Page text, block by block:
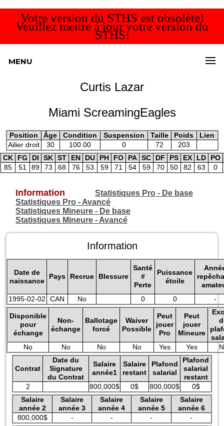
Votre version du STHS est obsolète!
Veuillez mettre à jour votre version du
STHS!
MENU
Curtis Lazar
Miami ScreamingEagles
Position Âge Condition Suspension Taille Poids
Lien
Ailier droit
30 100.00 0 72
203
CK
FG DI SK ST EN DU PH FO PA SC DF PS EX LD
PO
85
51 89 73 68 76 53 59 71 54 59 70 50 82 63 0
Information
Statistiques Pro - De base
Statistiques Pro - Avancé
Statistiques Mineure - De base
Statistiques Mineure - Avancé
Information
Date de
naissance
Pays Recrue Blessure
Santé
#
Perte
Puissance
étoile
1995-02-02
CAN No 0 0 -
Disponible
pour
échange
Non-
échange
Ballotage
forcé
Waiver
Possible
Peut
jouer
Pro
Peut
jouer
Mineure
No
No No No Yes Yes
Contrat
Date du
Signature
du Contrat
Salaire
année1
Salaire
restant
Plafond
salarial
Plafond
salarial
restant
2
800,000$ 0$ 800,000$
0$
Salaire
année 2
Salaire
année 3
Salaire
année 4
Salaire
année 5
Salaire
année 6
800,000$
- - -
-